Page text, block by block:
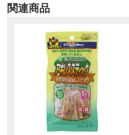
関連商品